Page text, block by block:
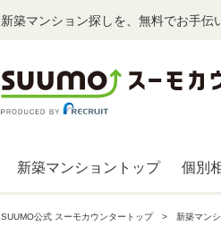
新築マンション探しを、無料でお手伝
新築マンショントップ 個別
SUUMO公式 スーモカウンタートップ 新築マン